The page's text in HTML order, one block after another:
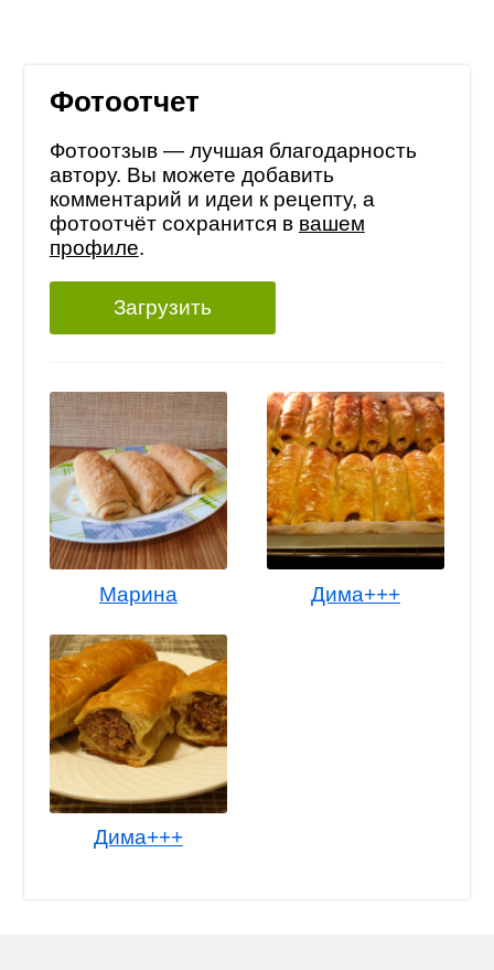
Фотоотчет
Фотоотзыв — лучшая благодарность
автору. Вы можете добавить
комментарий и идеи к рецепту, а
фотоотчёт сохранится в вашем
профиле.
Загрузить
Марина Дима+++
Дима+++